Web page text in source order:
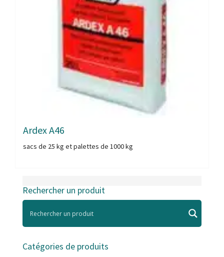
Ardex A46
sacs de 25 kg et palettes de 1000 kg
Rechercher un produit
Catégories de produits